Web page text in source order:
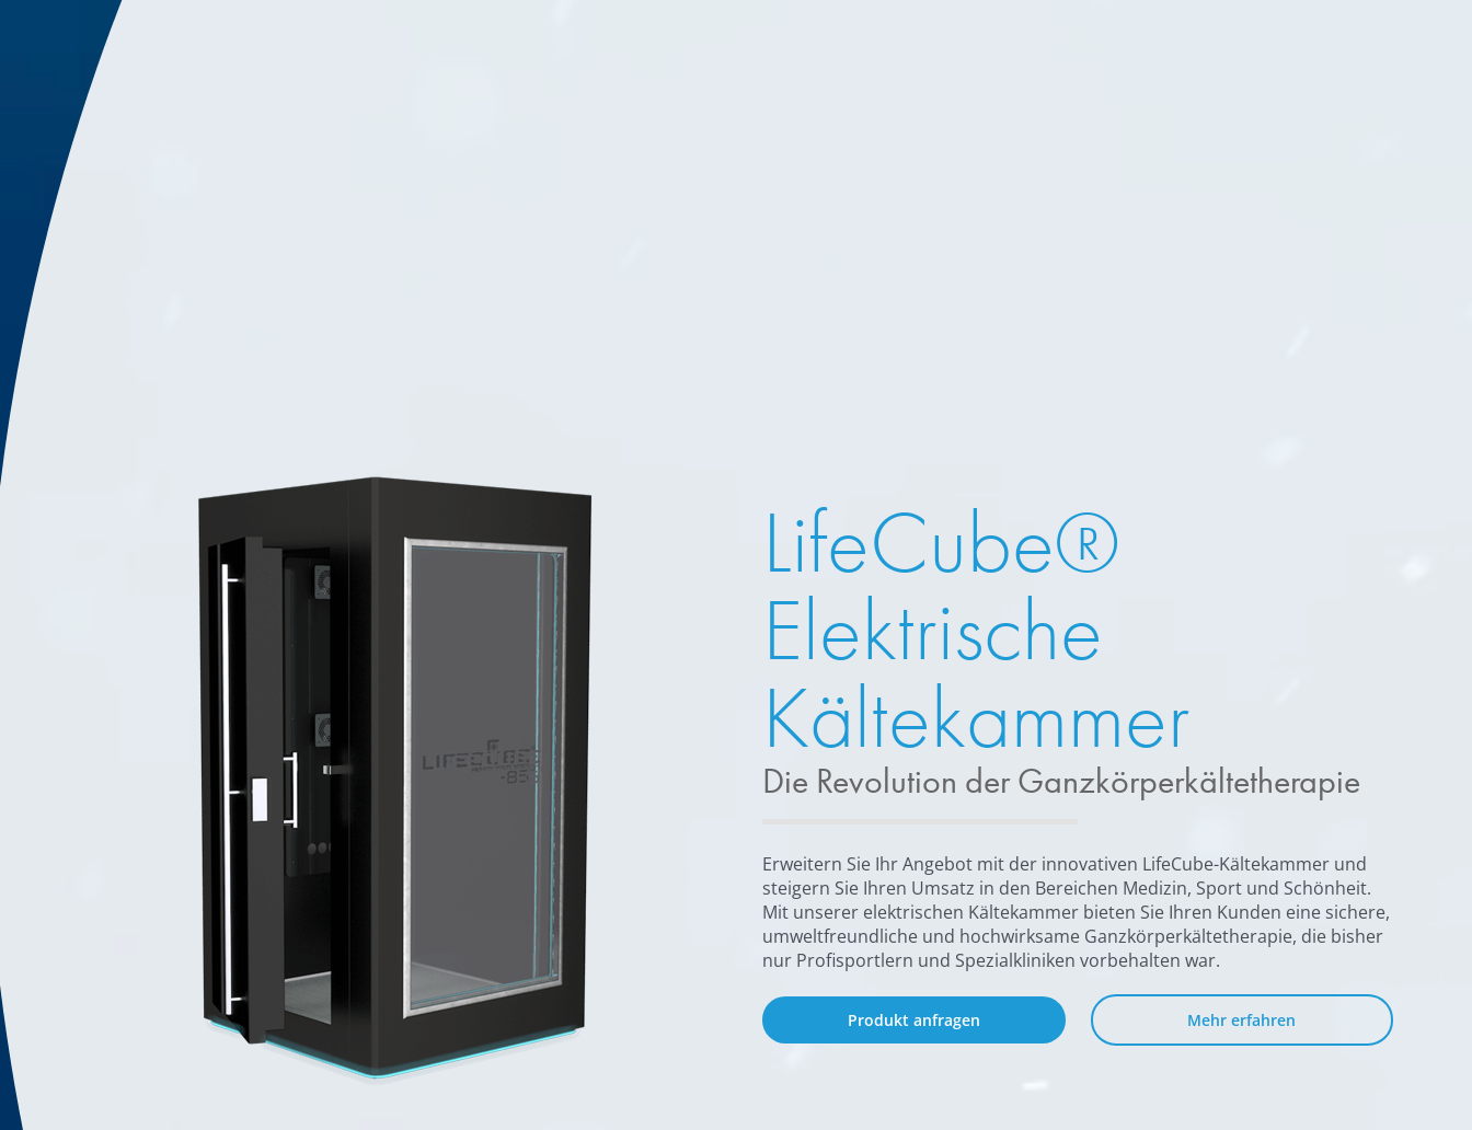
LifeCube®
Elektrische
Kältekammer
Die Revolution der Ganzkörperkältetherapie
Erweitern Sie Ihr Angebot mit der innovativen LifeCube-Kältekammer und
steigern Sie Ihren Umsatz in den Bereichen Medizin, Sport und Schönheit.
Mit unserer elektrischen Kältekammer bieten Sie Ihren Kunden eine sichere,
umweltfreundliche und hochwirksame Ganzkörperkältetherapie, die bisher
nur Profisportlern und Spezialkliniken vorbehalten war.
Produkt anfragen Mehr erfahren